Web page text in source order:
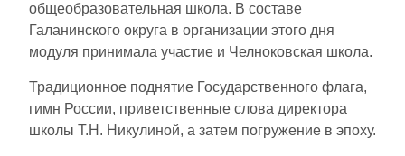
общеобразовательная школа. В составе
Галанинского округа в организации этого дня
модуля принимала участие и Челноковская школа.
Традиционное поднятие Государственного флага,
гимн России, приветственные слова директора
школы Т.Н. Никулиной, а затем погружение в эпоху.